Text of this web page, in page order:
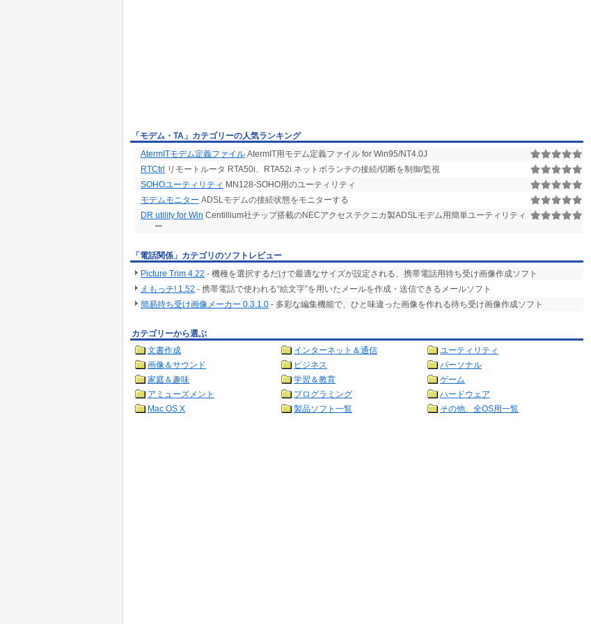
「モデム・TA」カテゴリーの人気ランキング
AtermITモデム定義ファイル AtermIT用モデム定義ファイル for Win95/NT4.0J
RTCtrl リモートルータ RTA50i、RTA52i ネットボランチの接続/切断を制御/監視
SOHOユーティリティ MN128-SOHO用のユーティリティ
モデムモニター ADSLモデムの接続状態をモニターする
DR utility for Win Centillium社チップ搭載のNECアクセステクニカ製ADSLモデム用簡単ユーティリティ
ー
「電話関係」カテゴリのソフトレビュー
Picture Trim 4.22 - 機種を選択するだけで最適なサイズが設定される、携帯電話用待ち受け画像作成ソフト
えもっチ! 1.52 - 携帯電話で使われる“絵文字”を用いたメールを作成・送信できるメールソフト
簡易待ち受け画像メーカー 0.3.1.0 - 多彩な編集機能で、ひと味違った画像を作れる待ち受け画像作成ソフト
カテゴリーから選ぶ
文書作成
インターネット＆通信
ユーティリティ
画像＆サウンド
ビジネス
パーソナル
家庭＆趣味
学習＆教育
ゲーム
アミューズメント
プログラミング
ハードウェア
Mac OS X
製品ソフト一覧 その他、全OS用一覧